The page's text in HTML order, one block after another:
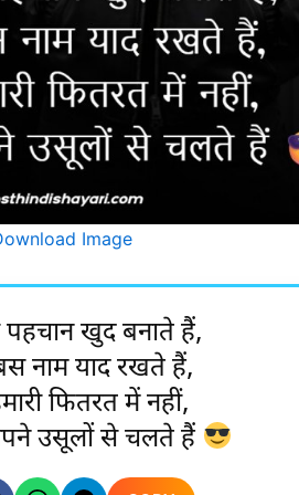
Image
खुद बनाते हैं,
नाम याद रखते हैं,
फितरत में नहीं,
उसूलों से चलते हैं